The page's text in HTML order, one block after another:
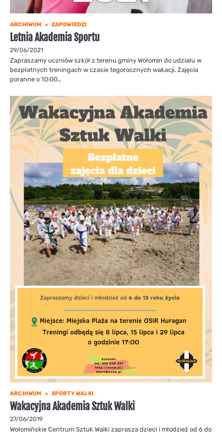
ARCHIWUM ZAPOWIEDZI
Letnia Akademia Sportu
29/06/2021
Zapraszamy uczniów szkół z terenu gminy Wołomin do udziału w
bezpłatnych treningach w czasie tegorocznych wakacji. Zajęcia
poranne o 10:00…
ARCHIWUM SPORTY WALKI
Wakacyjna Akademia Sztuk Walki
27/06/2019
Wołomińskie Centrum Sztuk Walki zaprasza dzieci i młodzież od 6 do